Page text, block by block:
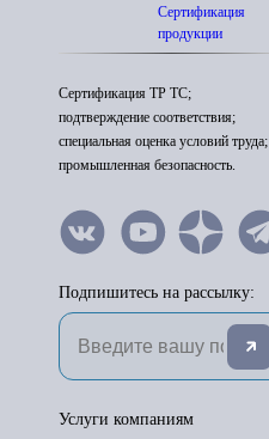
Сертификация
продукции
Сертификация ТР ТС;
подтверждение соответствия;
специальная оценка условий труда;
промышленная безопасность.
Подпишитесь на рассылку:
Услуги компаниям